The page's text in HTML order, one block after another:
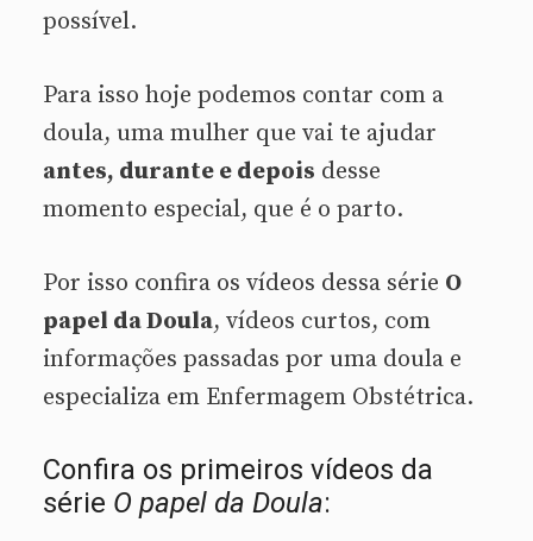
possível.
Para isso hoje podemos contar com a
doula, uma mulher que vai te ajudar
antes, durante e depois desse
momento especial, que é o parto.
Por isso confira os vídeos dessa série O
papel da Doula, vídeos curtos, com
informações passadas por uma doula e
especializa em Enfermagem Obstétrica.
Confira os primeiros vídeos da
série O papel da Doula: